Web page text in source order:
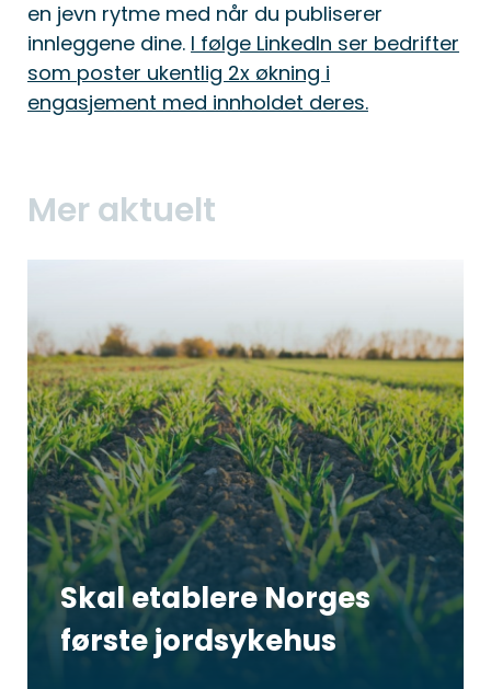
en jevn rytme med når du publiserer
innleggene dine. I følge LinkedIn ser bedrifter
som poster ukentlig 2x økning i
engasjement med innholdet deres.
Mer aktuelt
Skal etablere Norges
første jordsykehus